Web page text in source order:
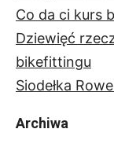
Co da ci kurs
Dziewięć
bikefittingu
Siodełka
Archiwa